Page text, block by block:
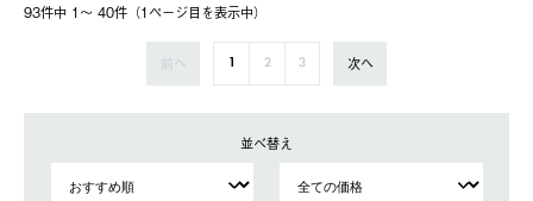
93件中 1〜 40件（1ページ⽬を表⽰中）
前へ 1 2 3 次へ
並べ替え